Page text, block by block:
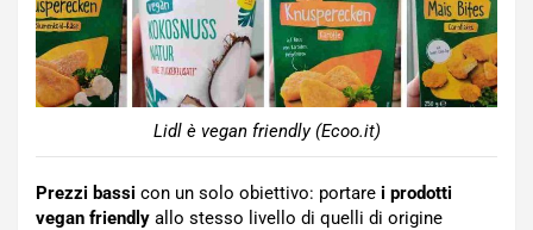
Lidl è vegan friendly (Ecoo.it)
Prezzi bassi con un solo obiettivo: portare i prodotti
vegan friendly allo stesso livello di quelli di origine